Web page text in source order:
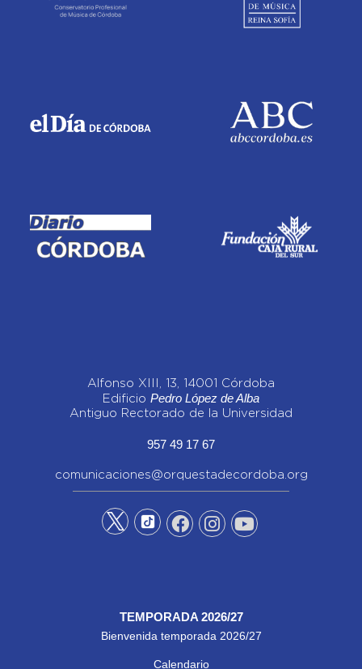
Alfonso XIII, 13, 14001 Córdoba
Edificio Pedro López de Alba
Antiguo Rectorado de la Universidad
957 49 17 67
comunicaciones@orquestadecordoba.org
TEMPORADA 2026/27
Bienvenida temporada 2026/27
Calendario